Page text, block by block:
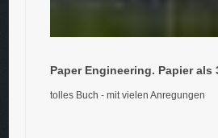
Paper Engineering. Papier als
tolles Buch - mit vielen Anregungen